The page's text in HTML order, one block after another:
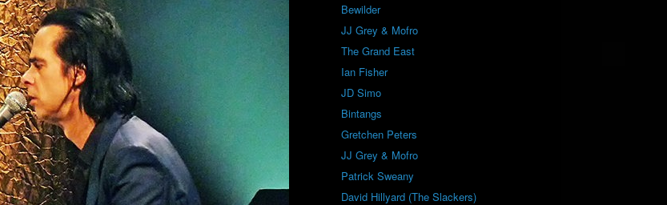
Bewilder
JJ Grey & Mofro
The Grand East
Ian Fisher
JD Simo
Bintangs
Gretchen Peters
JJ Grey & Mofro
Patrick Sweany
David Hillyard (The Slackers)